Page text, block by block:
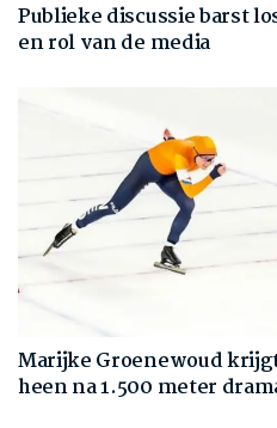
Publieke discussie barst
en rol van de media
Marijke Groenewoud
heen na 1.500 meter